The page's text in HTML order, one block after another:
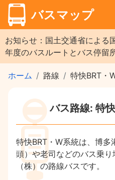
バスマップ
お知らせ：国土交通省による
年度のバスルートとバス停留
ホーム 路線 特快BRT・
バス路線: 特
特快BRT・W系統は、博
頭）や老司などのバス乗
（株）の路線バスです。